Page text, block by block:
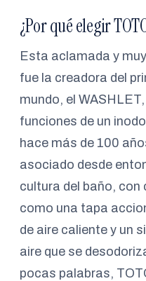
¿Por qué elegir
Esta aclamada y
fue la creadora del
mundo, el
funciones de un
hace más de 100
asociado desde
cultura del baño,
como una tapa
de aire caliente y un
aire que se
pocas palabras,